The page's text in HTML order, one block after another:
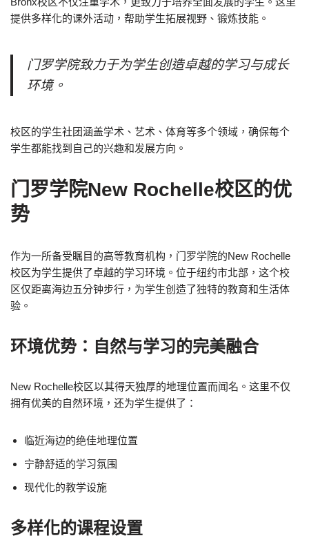
提供多样化的课外活动，帮助学生拓展视野、锻炼技能。
门罗学院致力于为学生创造卓越的学习与成长
环境。
校区的学生社团涵盖学术、艺术、体育等多个领域，确保每个
学生都能找到自己的兴趣和发展方向。
门罗学院New Rochelle校区的优
势
作为一所备受瞩目的高等教育机构，门罗学院的New Rochelle
校区为学生提供了卓越的学习环境。位于纽约市北部，这个校
区仅距离海边五分钟步行，为学生创造了独特的教育和生活体
验。
环境优势：自然与学习的完美融合
New Rochelle校区以其得天独厚的地理位置而闻名。这里不仅
拥有优美的自然环境，还为学生提供了：
临近海边的绝佳地理位置
宁静舒适的学习氛围
现代化的教学设施
多样化的课程设置